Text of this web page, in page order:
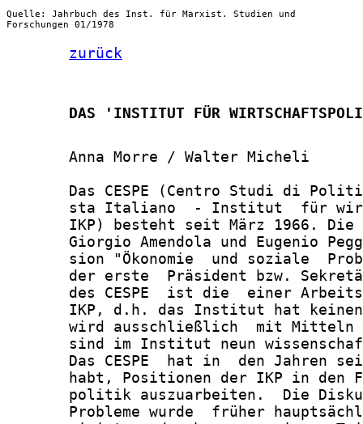
Quelle: Jahrbuch des Inst. für Marxist. Studien und
Forschungen 01/1978
zurück
DAS 'INSTITUT FÜR